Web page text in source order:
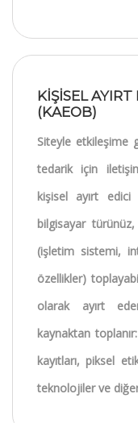
KİŞİSEL
(KAEOB)
Siteyle etkileşime
tedarik için
kişisel ayırt edici
bilgisayar
(işletim sistemi,
özellikler)
olarak ayırt
kaynaktan
kayıtları, piksel
teknolojiler ve diğer